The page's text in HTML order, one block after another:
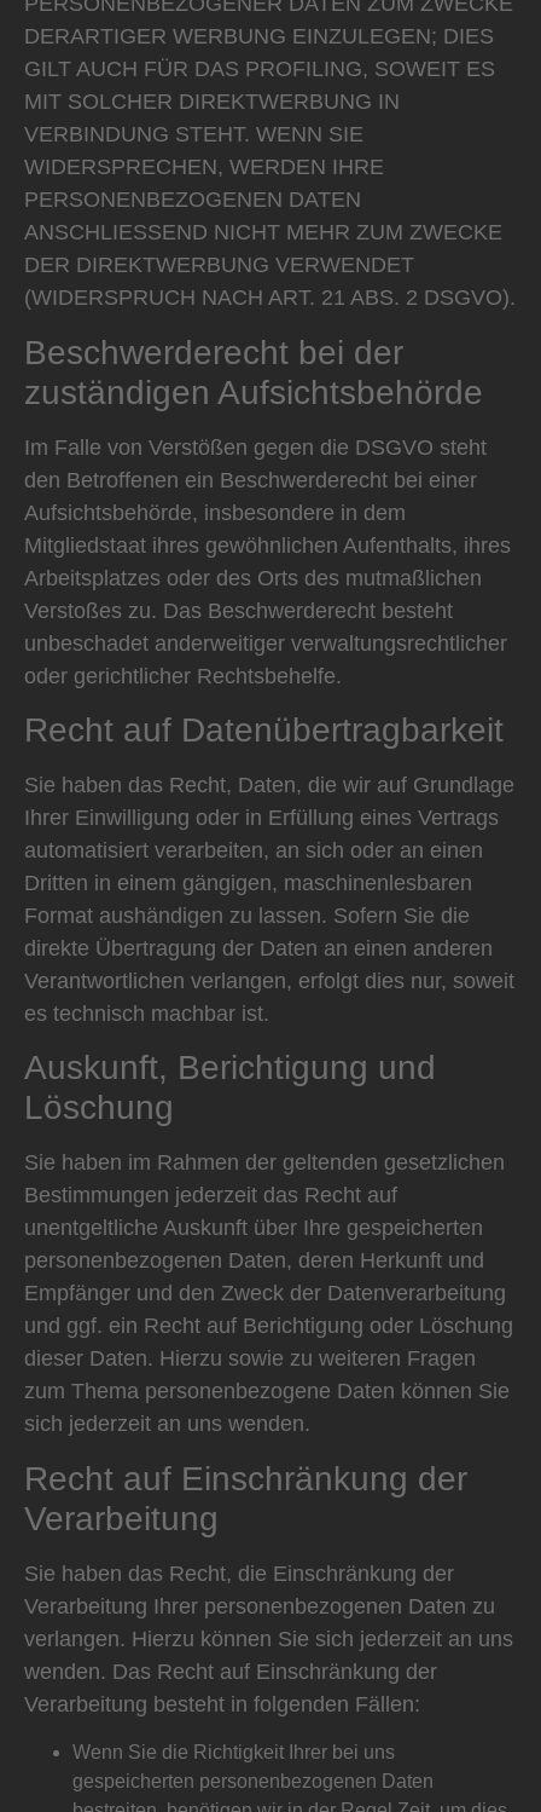
DERARTIGER WERBUNG EINZULEGEN; DIES
GILT AUCH FÜR DAS PROFILING, SOWEIT ES
MIT SOLCHER DIREKTWERBUNG IN
VERBINDUNG STEHT. WENN SIE
WIDERSPRECHEN, WERDEN IHRE
PERSONENBEZOGENEN DATEN
ANSCHLIESSEND NICHT MEHR ZUM ZWECKE
DER DIREKTWERBUNG VERWENDET
(WIDERSPRUCH NACH ART. 21 ABS. 2 DSGVO).
Beschwerde­recht bei der
zuständigen Aufsichts­behörde
Im Falle von Verstößen gegen die DSGVO steht
den Betroffenen ein Beschwerderecht bei einer
Aufsichtsbehörde, insbesondere in dem
Mitgliedstaat ihres gewöhnlichen Aufenthalts, ihres
Arbeitsplatzes oder des Orts des mutmaßlichen
Verstoßes zu. Das Beschwerderecht besteht
unbeschadet anderweitiger verwaltungsrechtlicher
oder gerichtlicher Rechtsbehelfe.
Recht auf Daten­übertrag­barkeit
Sie haben das Recht, Daten, die wir auf Grundlage
Ihrer Einwilligung oder in Erfüllung eines Vertrags
automatisiert verarbeiten, an sich oder an einen
Dritten in einem gängigen, maschinenlesbaren
Format aushändigen zu lassen. Sofern Sie die
direkte Übertragung der Daten an einen anderen
Verantwortlichen verlangen, erfolgt dies nur, soweit
es technisch machbar ist.
Auskunft, Berichtigung und
Löschung
Sie haben im Rahmen der geltenden gesetzlichen
Bestimmungen jederzeit das Recht auf
unentgeltliche Auskunft über Ihre gespeicherten
personenbezogenen Daten, deren Herkunft und
Empfänger und den Zweck der Datenverarbeitung
und ggf. ein Recht auf Berichtigung oder Löschung
dieser Daten. Hierzu sowie zu weiteren Fragen
zum Thema personenbezogene Daten können Sie
sich jederzeit an uns wenden.
Recht auf Einschränkung der
Verarbeitung
Sie haben das Recht, die Einschränkung der
Verarbeitung Ihrer personenbezogenen Daten zu
verlangen. Hierzu können Sie sich jederzeit an uns
wenden. Das Recht auf Einschränkung der
Verarbeitung besteht in folgenden Fällen:
Wenn Sie die Richtigkeit Ihrer bei uns
gespeicherten personenbezogenen Daten